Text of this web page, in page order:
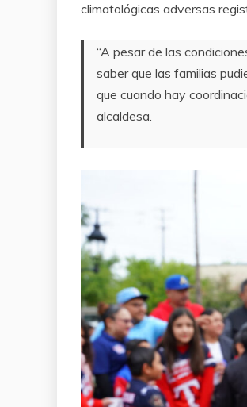
climatológicas adversas
“A pesar de las
saber que las familias
que cuando hay
alcaldesa.